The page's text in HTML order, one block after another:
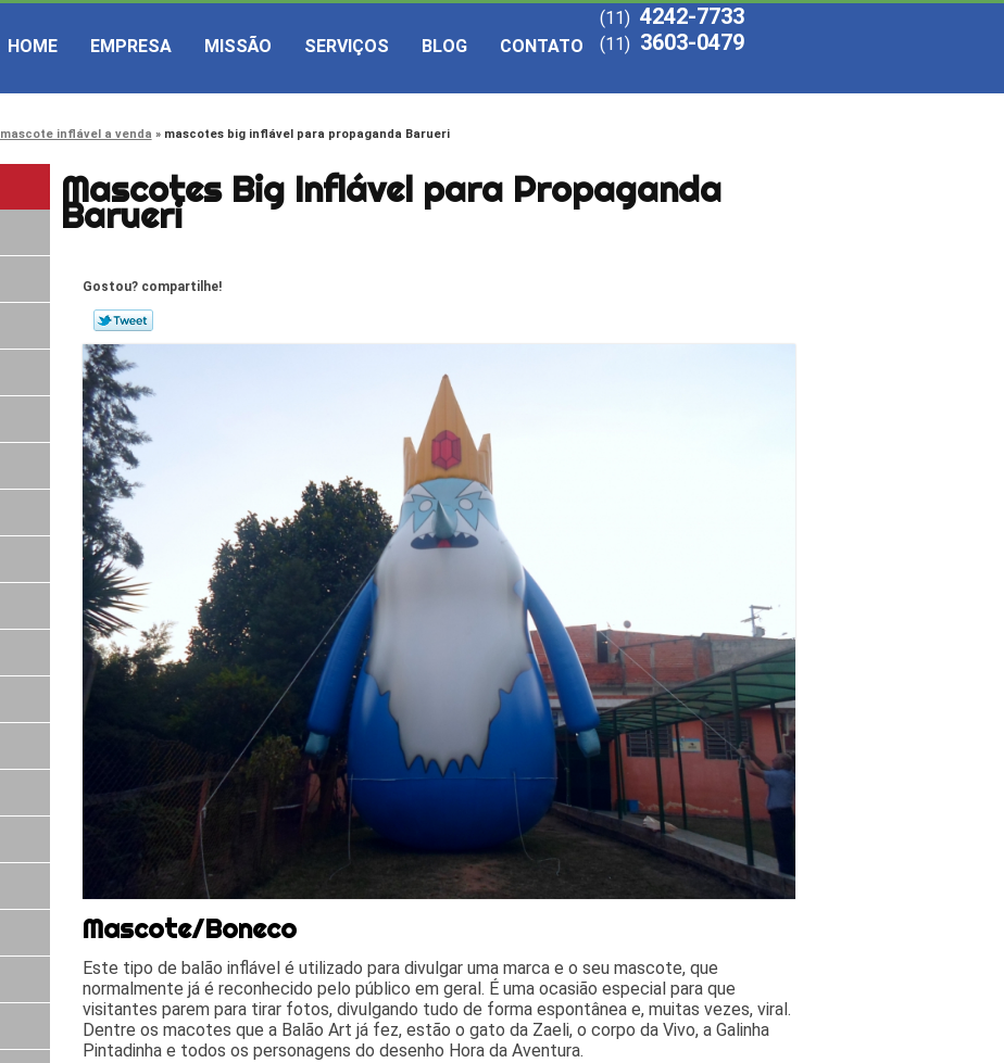
HOME EMPRESA MISSÃO SERVIÇOS BLOG CONTATO
(11) 4242-7733
(11) 3603-0479
mascote inflável a venda mascotes big inflável para propaganda Barueri
Mascotes Big Inflável para Propaganda
Barueri
Gostou? compartilhe!
Mascote/Boneco
Este tipo de balão inflável é utilizado para divulgar uma marca e o seu mascote, que
normalmente já é reconhecido pelo público em geral. É uma ocasião especial para que
visitantes parem para tirar fotos, divulgando tudo de forma espontânea e, muitas vezes, viral.
Dentre os macotes que a Balão Art já fez, estão o gato da Zaeli, o corpo da Vivo, a Galinha
Pintadinha e todos os personagens do desenho Hora da Aventura.